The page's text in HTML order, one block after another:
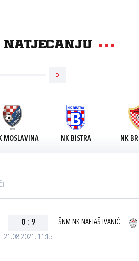
natjecanju
MOSLAVINA NK BISTRA NK
21.08.2021. 11:15
0 : 9 ŠNM NK NAFTAŠ IVANIĆ